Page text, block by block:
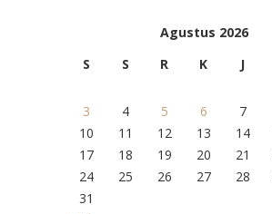
Agustus 2026
S
S R K J
3
4 5 6 7
10
11 12 13 14
17
18 19 20 21
24
25 26 27 28
31